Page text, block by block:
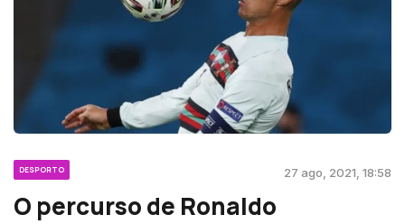
DESPORTO 27 ago, 2021, 18:58
O percurso de Ronaldo